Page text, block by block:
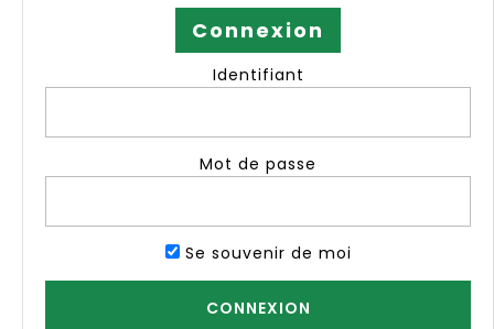
Connexion
Identifiant
Mot de passe
Se souvenir de moi